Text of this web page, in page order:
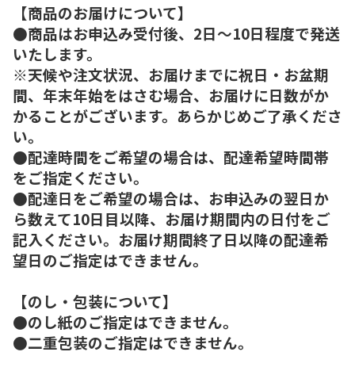
【商品のお届けについて】
●商品はお申込み受付後、2日～10日程度で発送
いたします。
※天候や注文状況、お届けまでに祝日・お盆期
間、年末年始をはさむ場合、お届けに日数がか
かることがございます。あらかじめご了承くださ
い。
●配達時間をご希望の場合は、配達希望時間帯
をご指定ください。
●配達日をご希望の場合は、お申込みの翌日か
ら数えて10日目以降、お届け期間内の日付をご
記入ください。お届け期間終了日以降の配達希
望日のご指定はできません。
【のし・包装について】
●のし紙のご指定はできません。
●二重包装のご指定はできません。